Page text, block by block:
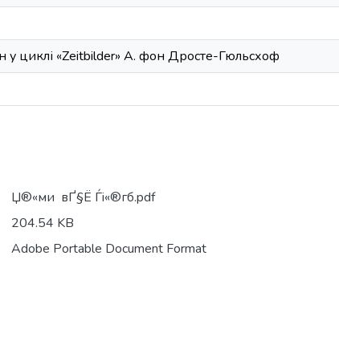
у циклі «Zeitbilder» А. фон Дросте-Гюльсхоф
Џ®«ми вҐ§Ё Ѓi«®гб.pdf
204.54 KB
Adobe Portable Document Format